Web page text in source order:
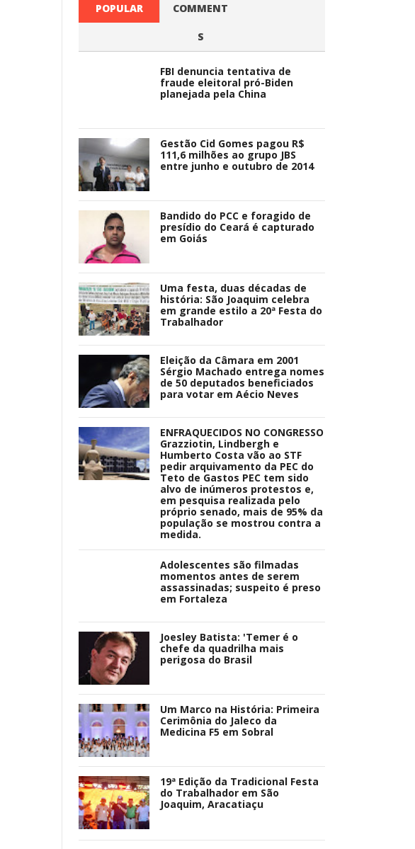
POPULAR COMMENT
S
FBI denuncia tentativa de
fraude eleitoral pró-Biden
planejada pela China
Gestão Cid Gomes pagou R$
111,6 milhões ao grupo JBS
entre junho e outubro de 2014
Bandido do PCC e foragido de
presídio do Ceará é capturado
em Goiás
Uma festa, duas décadas de
história: São Joaquim celebra
em grande estilo a 20ª Festa do
Trabalhador
Eleição da Câmara em 2001
Sérgio Machado entrega nomes
de 50 deputados beneficiados
para votar em Aécio Neves
ENFRAQUECIDOS NO CONGRESSO
Grazziotin, Lindbergh e
Humberto Costa vão ao STF
pedir arquivamento da PEC do
Teto de Gastos PEC tem sido
alvo de inúmeros protestos e,
em pesquisa realizada pelo
próprio senado, mais de 95% da
população se mostrou contra a
medida.
Adolescentes são filmadas
momentos antes de serem
assassinadas; suspeito é preso
em Fortaleza
Joesley Batista: 'Temer é o
chefe da quadrilha mais
perigosa do Brasil
Um Marco na História: Primeira
Cerimônia do Jaleco da
Medicina F5 em Sobral
19ª Edição da Tradicional Festa
do Trabalhador em São
Joaquim, Aracatiaçu